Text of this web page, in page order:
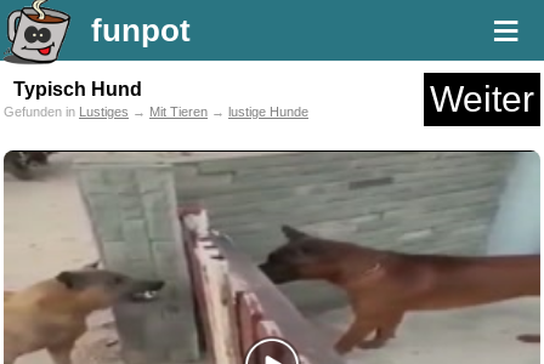
funpot ≡
Typisch Hund Weiter
Gefunden in Lustiges → Mit Tieren → lustige Hunde